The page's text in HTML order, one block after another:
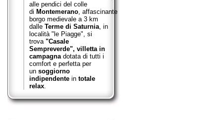
alle pendici del colle
di Montemerano, affascinante
borgo medievale a 3 km
dalle Terme di Saturnia, in
località "le Piagge", si
trova "Casale
Sempreverde", villetta in
campagna dotata di tutti i
comfort e perfetta per
un soggiorno
indipendente in totale
relax.